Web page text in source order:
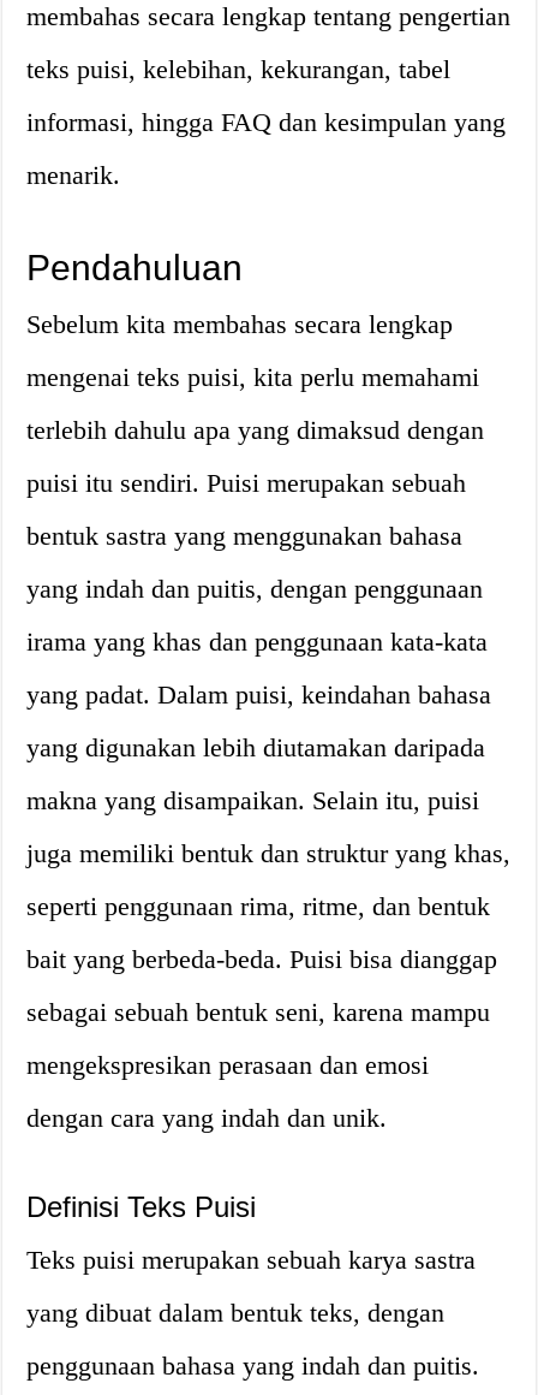
membahas secara lengkap tentang pengertian
teks puisi, kelebihan, kekurangan, tabel
informasi, hingga FAQ dan kesimpulan yang
menarik.
Pendahuluan
Sebelum kita membahas secara lengkap
mengenai teks puisi, kita perlu memahami
terlebih dahulu apa yang dimaksud dengan
puisi itu sendiri. Puisi merupakan sebuah
bentuk sastra yang menggunakan bahasa
yang indah dan puitis, dengan penggunaan
irama yang khas dan penggunaan kata-kata
yang padat. Dalam puisi, keindahan bahasa
yang digunakan lebih diutamakan daripada
makna yang disampaikan. Selain itu, puisi
juga memiliki bentuk dan struktur yang khas,
seperti penggunaan rima, ritme, dan bentuk
bait yang berbeda-beda. Puisi bisa dianggap
sebagai sebuah bentuk seni, karena mampu
mengekspresikan perasaan dan emosi
dengan cara yang indah dan unik.
Definisi Teks Puisi
Teks puisi merupakan sebuah karya sastra
yang dibuat dalam bentuk teks, dengan
penggunaan bahasa yang indah dan puitis.